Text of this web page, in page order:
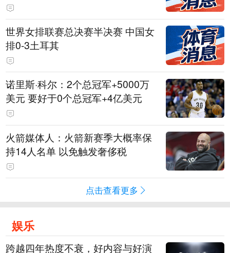
世界女排联赛总决赛半决赛 中国女
排0-3土耳其
诺里斯·科尔：2个总冠军+5000万
美元 要好于0个总冠军+4亿美元
火箭媒体人：火箭新赛季大概率保
持14人名单 以免触发奢侈税
点击查看更多
娱乐
跨越四年热度不衰，好内容与好演